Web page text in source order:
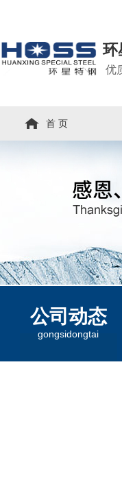
环
优
首 页
公司动态
gongsidongtai